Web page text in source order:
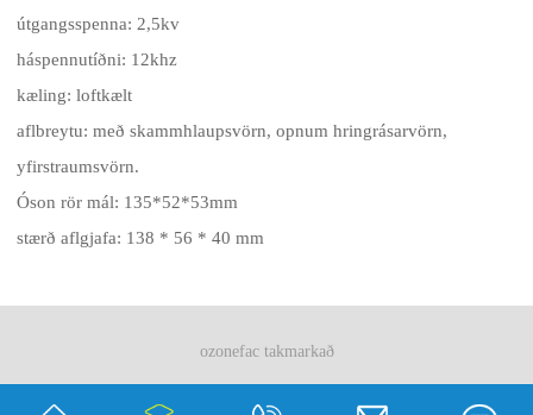
útgangsspenna: 2,5kv
háspennutíðni: 12khz
kæling: loftkælt
aflbreytu: með skammhlaupsvörn, opnum hringrásarvörn,
yfirstraumsvörn.
Óson rör mál: 135*52*53mm
stærð aflgjafa: 138 * 56 * 40 mm
ozonefac takmarkað